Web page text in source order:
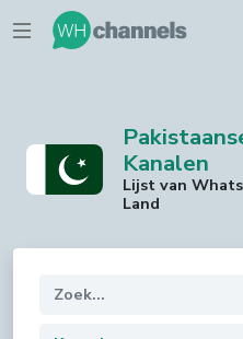
Kanalen
Lijst van
Land